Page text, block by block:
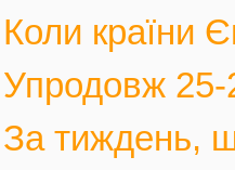
Коли країни
Упродовж 25-
За тиждень,